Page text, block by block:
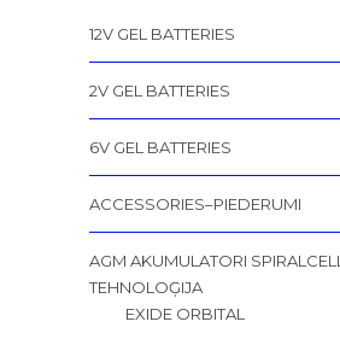
12V GEL BATTERIES
2V GEL BATTERIES
6V GEL BATTERIES
ACCESSORIES–PIEDERUMI
AGM AKUMULATORI SPIRALCELL
TEHNOLOĢIJA
EXIDE ORBITAL